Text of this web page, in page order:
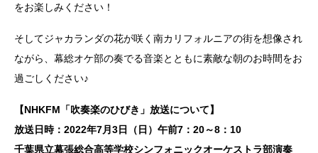
をお楽しみください！
そしてジャカランダの花が咲く南カリフォルニアの街を想像され
ながら、幕総オケ部の奏でる音楽とともに素敵な朝のお時間をお
過ごしください♪
【NHKFM「吹奏楽のひびき」放送について】
放送日時：2022年7月3日（日）午前7：20～8：10
千葉県立幕張総合高等学校シンフォニックオーケストラ部演奏